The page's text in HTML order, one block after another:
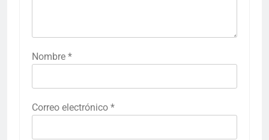
Nombre *
Correo electrónico *